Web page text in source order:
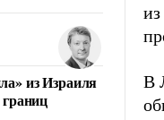
поступки не
из Израиля
В